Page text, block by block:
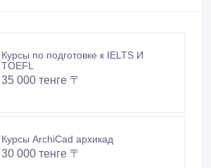
Курсы по подготовке к IELTS И
TOEFL
35 000 тенге 〒
Курсы ArchiCad архикад
30 000 тенге 〒